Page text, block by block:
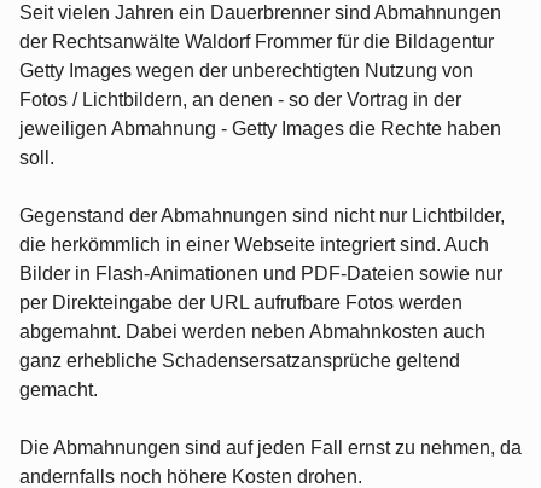
Seit vielen Jahren ein Dauerbrenner sind Abmahnungen
der Rechtsanwälte Waldorf Frommer für die Bildagentur
Getty Images wegen der unberechtigten Nutzung von
Fotos / Lichtbildern, an denen - so der Vortrag in der
jeweiligen Abmahnung - Getty Images die Rechte haben
soll.
Gegenstand der Abmahnungen sind nicht nur Lichtbilder,
die herkömmlich in einer Webseite integriert sind. Auch
Bilder in Flash-Animationen und PDF-Dateien sowie nur
per Direkteingabe der URL aufrufbare Fotos werden
abgemahnt. Dabei werden neben Abmahnkosten auch
ganz erhebliche Schadensersatzansprüche geltend
gemacht.
Die Abmahnungen sind auf jeden Fall ernst zu nehmen, da
andernfalls noch höhere Kosten drohen.